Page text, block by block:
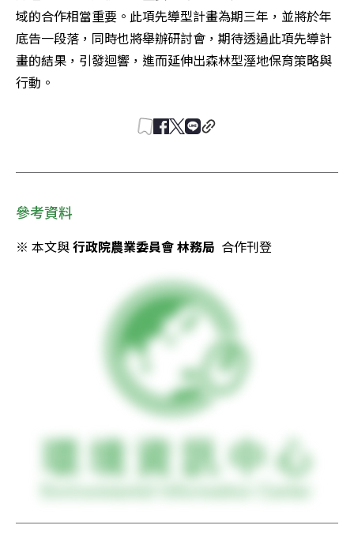
域的合作相當重要。此項先導型計畫為期三年，並將於年
底告一段落，同時也將舉辦研討會，期待透過此項先導計
畫的結果，引發迴響，進而延伸出森林型溼地保育策略與
行動。
參考資料
※ 本文與 行政院農業委員會 林務局 合作刊登